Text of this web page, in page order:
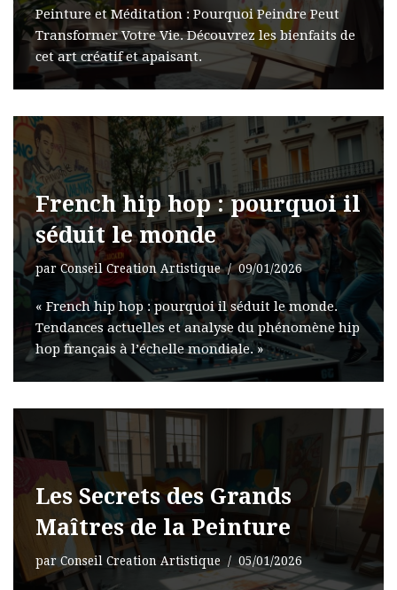
Peinture et Méditation : Pourquoi Peindre Peut
Transformer Votre Vie. Découvrez les bienfaits de
cet art créatif et apaisant.
French hip hop : pourquoi il
séduit le monde
parConseil Creation Artistique 09/01/2026
« French hip hop : pourquoi il séduit le monde.
Tendances actuelles et analyse du phénomène hip
hop français à l’échelle mondiale. »
Les Secrets des Grands
Maîtres de la Peinture
parConseil Creation Artistique 05/01/2026